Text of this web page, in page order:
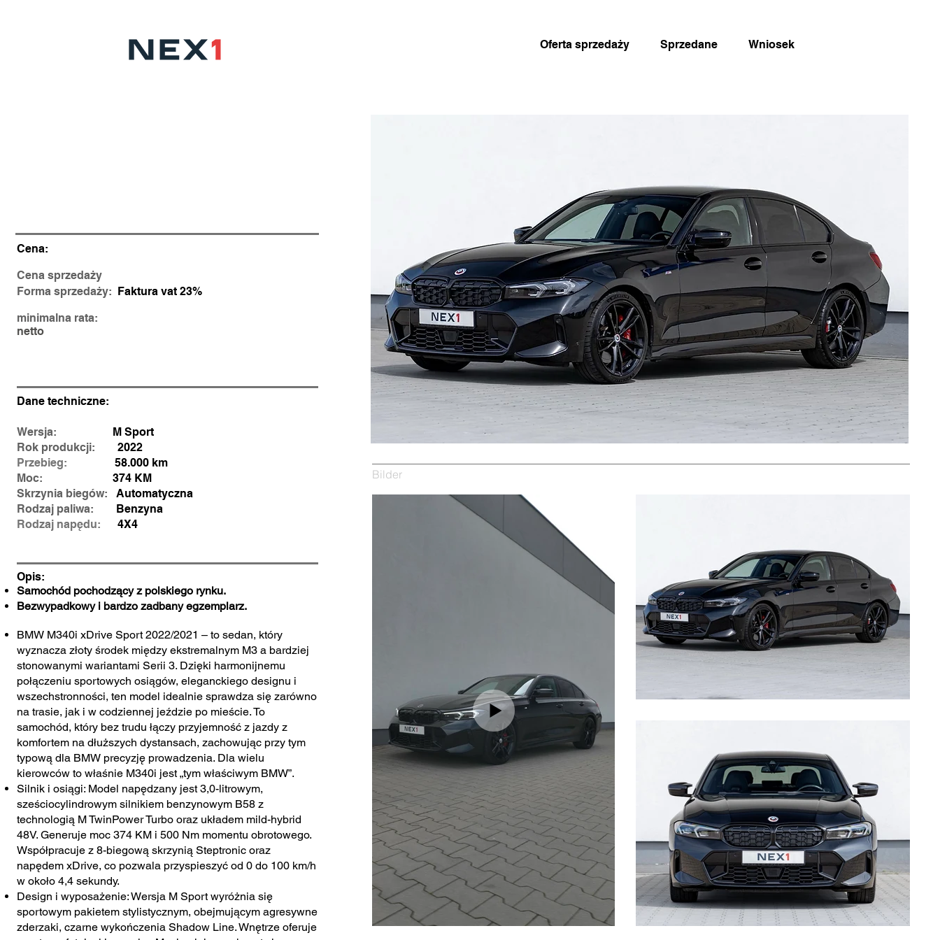
Oferta sprzedaży Sprzedane Wniosek
Cena:
Cena sprzedaży
Forma sprzedaży: Faktura vat 23%
minimalna rata:
netto
Dane techniczne:
Wersja: M Sport
Rok produkcji: 2022
Przebieg:
58.000 km
Moc:
374 KM
Skrzynia biegów:
Automatyczna
Rodzaj paliwa: Benzyna
Rodzaj napędu: 4X4
Opis:
Samochód pochodzący z polskiego rynku.
Bezwypadkowy i bardzo zadbany egzemplarz.
BMW M340i xDrive Sport 2022/2021 – to sedan, który
wyznacza złoty środek między ekstremalnym M3 a bardziej
stonowanymi wariantami Serii 3. Dzięki harmonijnemu
połączeniu sportowych osiągów, eleganckiego designu i
wszechstronności, ten model idealnie sprawdza się zarówno
na trasie, jak i w codziennej jeździe po mieście. To
samochód, który bez trudu łączy przyjemność z jazdy z
komfortem na dłuższych dystansach, zachowując przy tym
typową dla BMW precyzję prowadzenia. Dla wielu
kierowców to właśnie M340i jest „tym właściwym BMW”.
Silnik i osiągi: Model napędzany jest 3,0-litrowym,
sześciocylindrowym silnikiem benzynowym B58 z
technologią M TwinPower Turbo oraz układem mild-hybrid
48V. Generuje moc 374 KM i 500 Nm momentu obrotowego.
Współpracuje z 8-biegową skrzynią Steptronic oraz
napędem xDrive, co pozwala przyspieszyć od 0 do 100 km/h
w około 4,4 sekundy.
Design i wyposażenie: Wersja M Sport wyróżnia się
sportowym pakietem stylistycznym, obejmującym agresywne
zderzaki, czarne wykończenia Shadow Line. Wnętrze oferuje
Bilder